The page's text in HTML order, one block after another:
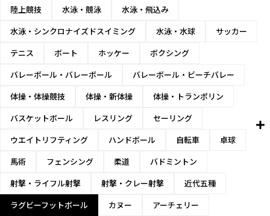
陸上競技 水泳・競泳
水泳・飛込み
水泳・シンクロナイズドスイミング
水泳・水球
サッカー
テニス
ボート ホッケー
ボクシング
バレーボール・バレーボール
バレーボール・ビーチバレー
体操・体操競技
体操・新体操
体操・トランポリン
バスケットボール
レスリング
セーリング
ウエイトリフティング
ハンドボール 自転車
卓球
馬術
フェンシング 柔道
バドミントン
射撃・ライフル射撃
射撃・クレー射撃
近代五種
ラグビーフットボール
カヌー
アーチェリー